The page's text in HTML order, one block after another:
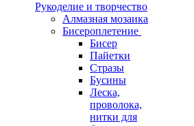
Рукоделие и творчество
Алмазная мозаика
Бисероплетение
Бисер
Пайетки
Стразы
Бусины
Леска,
проволока,
нитки для